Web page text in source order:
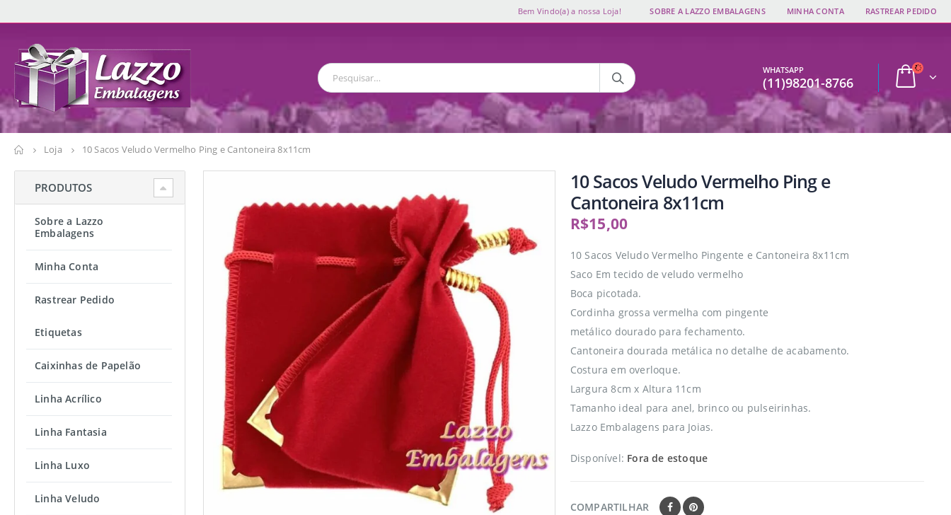
Bem Vindo(a) a nossa Loja! SOBRE A LAZZO EMBALAGENS MINHA CONTA RASTREAR PEDIDO
WHATSAPP
(11)98201-8766
Loja 10 Sacos Veludo Vermelho Ping e Cantoneira 8x11cm
10 Sacos Veludo Vermelho Ping e
Cantoneira 8x11cm
R$15,00
10 Sacos Veludo Vermelho Pingente e Cantoneira 8x11cm
Saco Em tecido de veludo vermelho
Boca picotada.
Cordinha grossa vermelha com pingente
metálico dourado para fechamento.
Cantoneira dourada metálica no detalhe de acabamento.
Costura em overloque.
Largura 8cm x Altura 11cm
Tamanho ideal para anel, brinco ou pulseirinhas.
Lazzo Embalagens para Joias.
Disponível: Fora de estoque
COMPARTILHAR
PRODUTOS
Sobre a Lazzo
Embalagens
Minha Conta
Rastrear Pedido
Etiquetas
Caixinhas de Papelão
Linha Acrílico
Linha Fantasia
Linha Luxo
Linha Veludo